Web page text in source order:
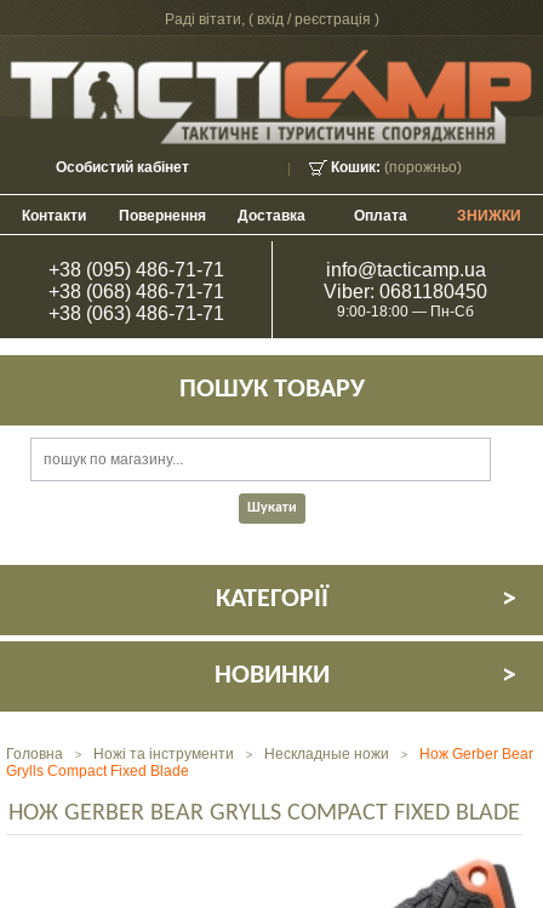
Раді вітати, ( вхід / реєстрація )
Кошик: (порожньо)
Особистий кабінет
Контакти Повернення Доставка Оплата ЗНИЖКИ
+38 (095) 486-71-71
+38 (068) 486-71-71
+38 (063) 486-71-71
info@tacticamp.ua
Viber: 0681180450
9:00-18:00 — Пн-Сб
ПОШУК ТОВАРУ
КАТЕГОРІЇ
НОВИНКИ
Головна > Ножі та інструменти > Нескладные ножи >
Нож Gerber Bear
Grylls Compact Fixed Blade
НОЖ GERBER BEAR GRYLLS COMPACT FIXED BLADE